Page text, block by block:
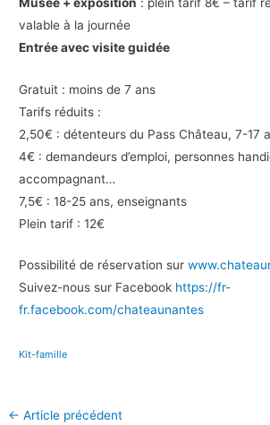
valable à la journée
Entrée avec visite guidée
Gratuit : moins de 7 ans
Tarifs réduits :
2,50€ : détenteurs du Pass Château, 7-17
4€ : demandeurs d’emploi, personnes
accompagnant…
7,5€ : 18-25 ans, enseignants
Plein tarif : 12€
Possibilité de réservation sur
Suivez-nous sur Facebook https://fr-
fr.facebook.com/chateaunantes
Kit-famille
← Article précédent